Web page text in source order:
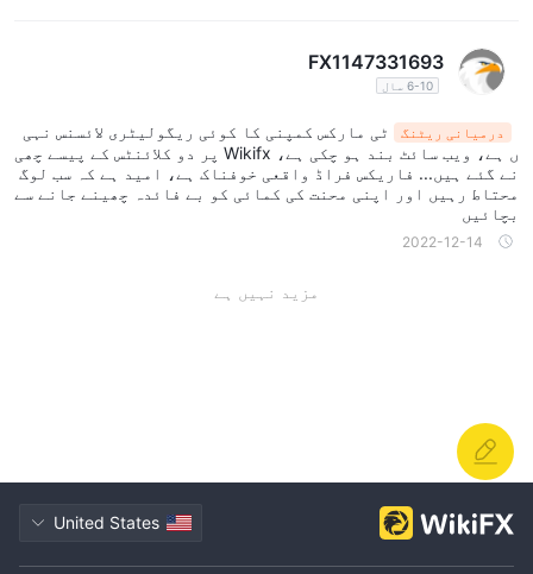
FX1147331693
6-10 سال
درمیانی ریٹنگ
ٹی مارکس کمپنی کا کوئی ریگولیٹری لائسنس نہی
ں ہے، ویب سائٹ بند ہو چکی ہے، Wikifx پر دو کلائنٹس کے پیسے چھی
نے گئے ہیں... فاریکس فراڈ واقعی خوفناک ہے، امید ہے کہ سب لوگ
محتاط رہیں اور اپنی محنت کی کمائی کو بے فائدہ چھینے جانے سے
بچائیں
2022-12-14
مزید نہیں ہے
United States